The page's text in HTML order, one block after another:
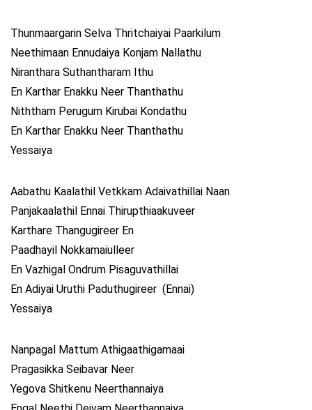
Thunmaargarin Selva Thritchaiyai Paarkilum
Neethimaan Ennudaiya Konjam Nallathu
Niranthara Suthantharam Ithu
En Karthar Enakku Neer Thanthathu
Niththam Perugum Kirubai Kondathu
En Karthar Enakku Neer Thanthathu
Yessaiya
Aabathu Kaalathil Vetkkam Adaivathillai Naan
Panjakaalathil Ennai Thirupthiaakuveer
Karthare Thangugireer En
Paadhayil Nokkamaiulleer
En Vazhigal Ondrum Pisaguvathillai
En Adiyai Uruthi Paduthugireer (Ennai)
Yessaiya
Nanpagal Mattum Athigaathigamaai
Pragasikka Seibavar Neer
Yegova Shitkenu Neerthannaiya